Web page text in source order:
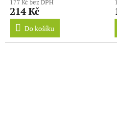
177 Kč bez DPH
214 Kč
Do košíku